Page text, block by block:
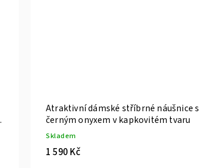
Atraktivní dámské stříbrné náušnice s
černým onyxem v kapkovitém tvaru
Skladem
1 590 Kč